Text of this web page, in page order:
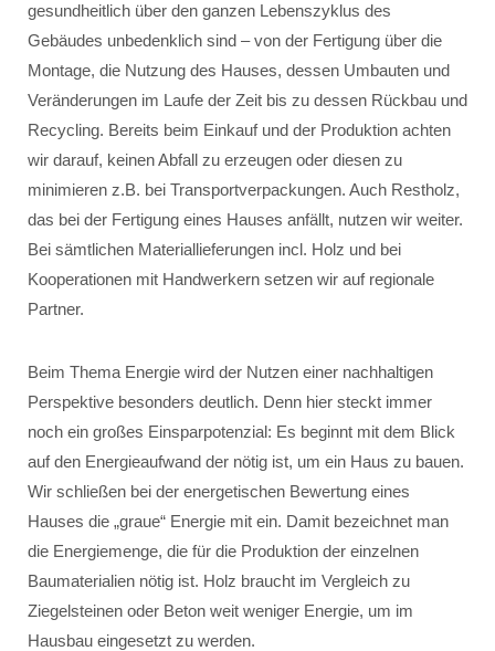
gesundheitlich über den ganzen Lebenszyklus des
Gebäudes unbedenklich sind – von der Fertigung über die
Montage, die Nutzung des Hauses, dessen Umbauten und
Veränderungen im Laufe der Zeit bis zu dessen Rückbau und
Recycling. Bereits beim Einkauf und der Produktion achten
wir darauf, keinen Abfall zu erzeugen oder diesen zu
minimieren z.B. bei Transportverpackungen. Auch Restholz,
das bei der Fertigung eines Hauses anfällt, nutzen wir weiter.
Bei sämtlichen Materiallieferungen incl. Holz und bei
Kooperationen mit Handwerkern setzen wir auf regionale
Partner.
Beim Thema Energie wird der Nutzen einer nachhaltigen
Perspektive besonders deutlich. Denn hier steckt immer
noch ein großes Einsparpotenzial: Es beginnt mit dem Blick
auf den Energieaufwand der nötig ist, um ein Haus zu bauen.
Wir schließen bei der energetischen Bewertung eines
Hauses die „graue“ Energie mit ein. Damit bezeichnet man
die Energiemenge, die für die Produktion der einzelnen
Baumaterialien nötig ist. Holz braucht im Vergleich zu
Ziegelsteinen oder Beton weit weniger Energie, um im
Hausbau eingesetzt zu werden.